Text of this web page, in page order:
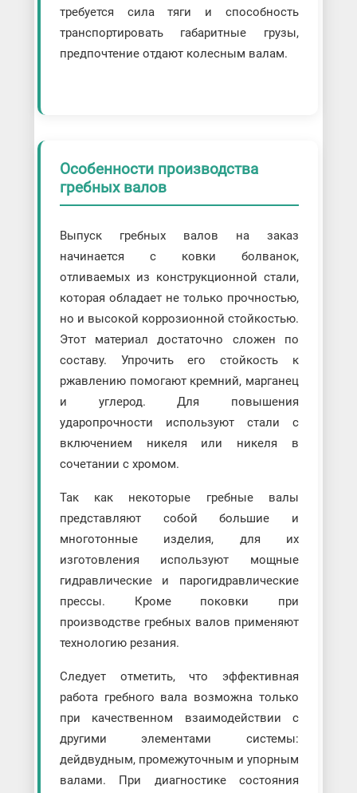
требуется сила тяги и способность
транспортировать габаритные грузы,
предпочтение отдают колесным валам.
Особенности производства
гребных валов
Выпуск гребных валов на заказ
начинается с ковки болванок,
отливаемых из конструкционной стали,
которая обладает не только прочностью,
но и высокой коррозионной стойкостью.
Этот материал достаточно сложен по
составу. Упрочить его стойкость к
ржавлению помогают кремний, марганец
и углерод. Для повышения
ударопрочности используют стали с
включением никеля или никеля в
сочетании с хромом.
Так как некоторые гребные валы
представляют собой большие и
многотонные изделия, для их
изготовления используют мощные
гидравлические и парогидравлические
прессы. Кроме поковки при
производстве гребных валов применяют
технологию резания.
Следует отметить, что эффективная
работа гребного вала возможна только
при качественном взаимодействии с
другими элементами системы:
дейдвудным, промежуточным и упорным
валами. При диагностике состояния